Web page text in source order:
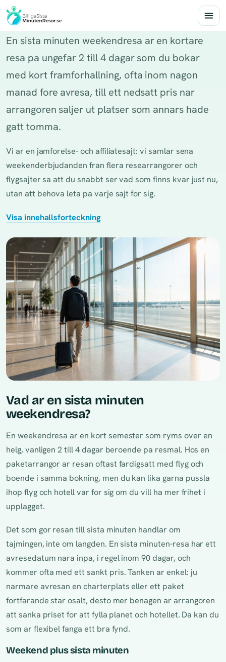
En sista minuten weekendresa ar en kortare
resa pa ungefar 2 till 4 dagar som du bokar
med kort framforhallning, ofta inom nagon
manad fore avresa, till ett nedsatt pris nar
arrangoren saljer ut platser som annars hade
gatt tomma.
Vi ar en jamforelse- och affiliatesajt: vi samlar sena
weekenderbjudanden fran flera researrangorer och
flygsajter sa att du snabbt ser vad som finns kvar just nu,
utan att behova leta pa varje sajt for sig.
Visa innehallsforteckning
Vad ar en sista minuten
weekendresa?
En weekendresa ar en kort semester som ryms over en
helg, vanligen 2 till 4 dagar beroende pa resmal. Hos en
paketarrangor ar resan oftast fardigsatt med flyg och
boende i samma bokning, men du kan lika garna pussla
ihop flyg och hotell var for sig om du vill ha mer frihet i
upplagget.
Det som gor resan till sista minuten handlar om
tajmingen, inte om langden. En sista minuten-resa har ett
avresedatum nara inpa, i regel inom 90 dagar, och
kommer ofta med ett sankt pris. Tanken ar enkel: ju
narmare avresan en charterplats eller ett paket
fortfarande star osalt, desto mer benagen ar arrangoren
att sanka priset for att fylla planet och hotellet. Da kan du
som ar flexibel fanga ett bra fynd.
Weekend plus sista minuten